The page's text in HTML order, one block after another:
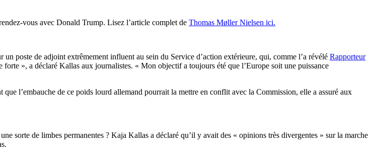
vous avec Donald Trump. Lisez l’article complet de Thomas Møller Nielsen ici.
poste de adjoint extrêmement influent au sein du Service d’action extérieure, qui, comme l’a révélé Rapporteur
», a déclaré Kallas aux journalistes. « Mon objectif a toujours été que l’Europe soit une puissance
que l’embauche de ce poids lourd allemand pourrait la mettre en conflit avec la Commission, elle a assuré aux
sorte de limbes permanentes ? Kaja Kallas a déclaré qu’il y avait des « opinions très divergentes » sur la marche